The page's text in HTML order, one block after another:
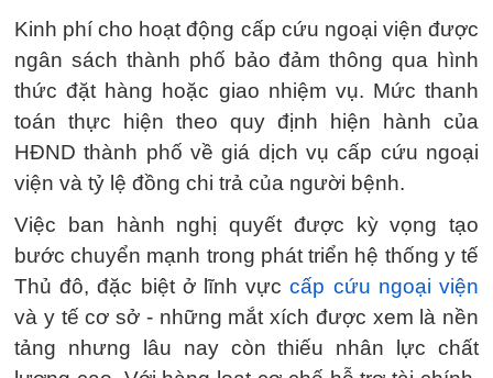
Kinh phí cho hoạt động cấp cứu ngoại viện được
ngân sách thành phố bảo đảm thông qua hình
thức đặt hàng hoặc giao nhiệm vụ. Mức thanh
toán thực hiện theo quy định hiện hành của
HĐND thành phố về giá dịch vụ cấp cứu ngoại
viện và tỷ lệ đồng chi trả của người bệnh.
Việc ban hành nghị quyết được kỳ vọng tạo
bước chuyển mạnh trong phát triển hệ thống y tế
Thủ đô, đặc biệt ở lĩnh vựccấp cứu ngoại viện
và y tế cơ sở - những mắt xích được xem là nền
tảng nhưng lâu nay còn thiếu nhân lực chất